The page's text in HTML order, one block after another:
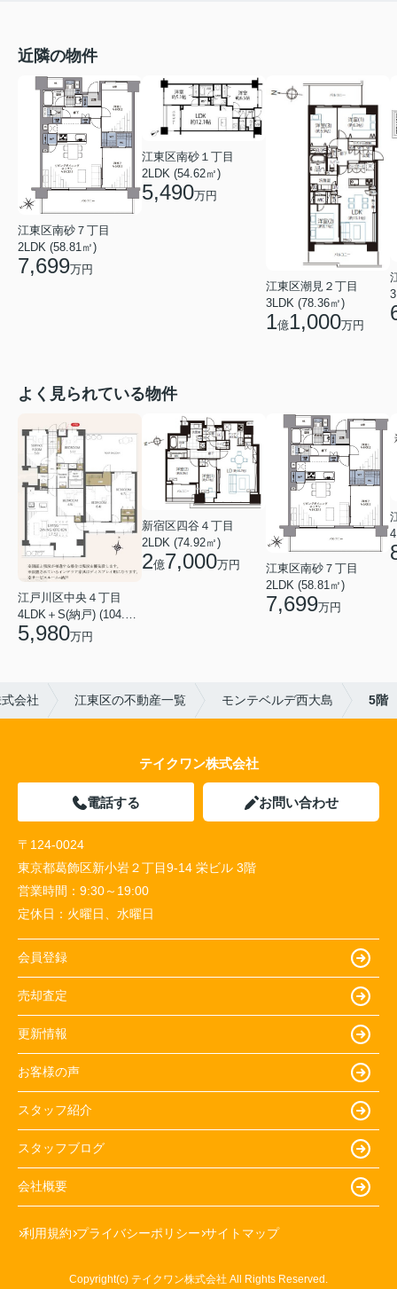
近隣の物件
江東区南砂７丁目
2LDK (58.81㎡)
7,699万円
江東区南砂１丁目
2LDK (54.62㎡)
5,490万円
江東区潮見２丁目
3LDK (78.36㎡)
1億1,000万円
よく見られている物件
江戸川区中央４丁目
5,980万円
新宿区四谷４丁目
2LDK (74.92㎡)
2億7,000万円
江東区南砂７丁目
2LDK (58.81㎡)
7,699万円
会社 江東区の不動産一覧 モンテベルデ西大島 5階
テイクワン株式会社
電話する お問い合わせ
〒124-0024
東京都葛飾区新小岩２丁目9-14 栄ビル 3階
営業時間： 9:30～19:00
定休日： 火曜日、水曜日
会員登録
売却査定
更新情報
お客様の声
スタッフ紹介
スタッフブログ
会社概要
利用規約 プライバシーポリシー サイトマップ
Copyright(c) テイクワン株式会社 All Rights Reserved.